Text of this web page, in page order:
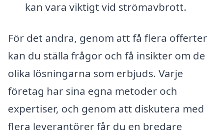
kan vara viktigt vid strömavbrott.
För det andra, genom att få flera offerter
kan du ställa frågor och få insikter om de
olika lösningarna som erbjuds. Varje
företag har sina egna metoder och
expertiser, och genom att diskutera med
flera leverantörer får du en bredare